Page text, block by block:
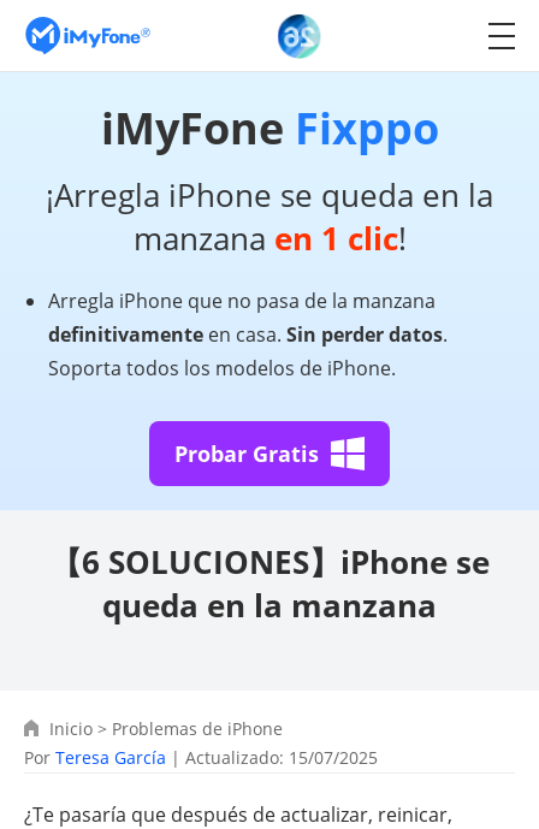
iMyFone Fixppo
¡Arregla iPhone se queda en la
manzana en 1 clic!
Arregla iPhone que no pasa de la manzana
definitivamente en casa. Sin perder datos.
Soporta todos los modelos de iPhone.
Probar Gratis
【6 SOLUCIONES】iPhone se
queda en la manzana
Inicio > Problemas de iPhone
Por Teresa García | Actualizado: 15/07/2025
¿Te pasaría que después de actualizar, reinicar,